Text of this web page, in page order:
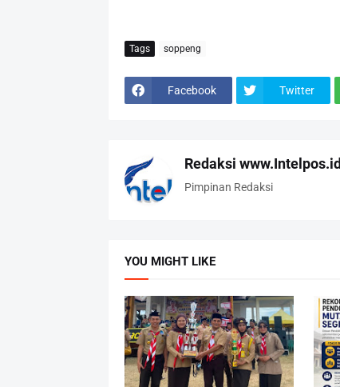
Tags soppeng
Facebook Twitter
Redaksi www.Intelpos.id
Pimpinan Redaksi
YOU MIGHT LIKE